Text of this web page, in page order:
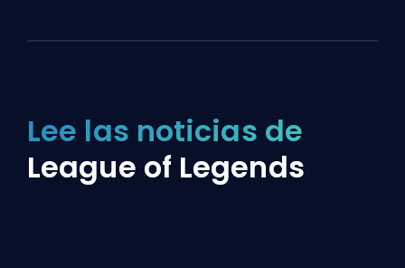
Lee las noticias de
League of Legends